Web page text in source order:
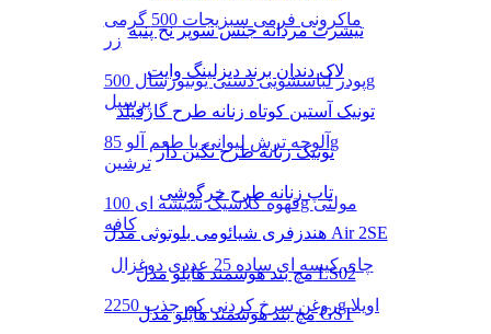
ماکرونی فرمی سبزیجات 500 گرمی
زر
پودر لباسشویی دستی یونیورسال 500g
پرسیل
آلوچه ترش لیوانی با طعم آلو 85g
ترشین
قهوه کلاسیک شیشه ای 100g مولتی
کافه
چای کیسه ای ساده 25 عددی دوغزال
روغن سرخ کردنی کم جذب 2250g اویلا
تیشرت مردانه جنس سوپر نخ پنبه
لاک دندان برند دیزلینگ وایت
تونیک آستین کوتاه زنانه طرح گارفیلد
تونیک زنانه طرح نگین دار
تاپ زنانه طرح خرگوشی
هندزفری شیائومی بلوتوثی مدل Air 2SE
مچ بند هوشمند هایلو مدل LS02
مچ بند هوشمند هایلو مدل GST